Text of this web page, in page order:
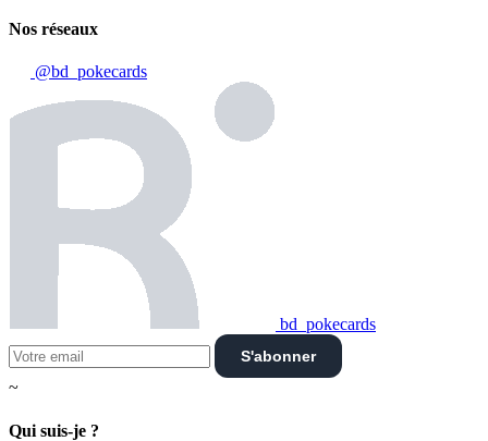
Nos réseaux
@bd_pokecards
bd_pokecards
S'abonner
~
Qui suis-je ?